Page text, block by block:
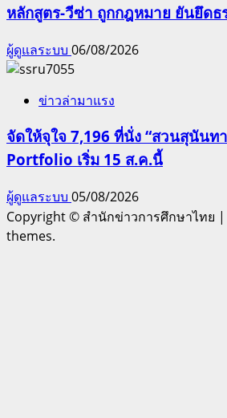
หลักสูตร-วีซ่า ถูกกฎหมาย ยันยึดธ
ผู้ดูแลระบบ 06/08/2026
ข่าวล่ามาแรง
จัดให้จุใจ 7,196 ที่นั่ง “สวนสุนันท
Portfolio เริ่ม 15 ส.ค.นี้
ผู้ดูแลระบบ 05/08/2026
Copyright © สำนักข่าวการศึกษาไทย |
themes.